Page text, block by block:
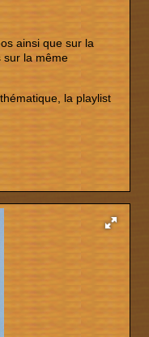
ainsi que sur la
sur la même
la playlist